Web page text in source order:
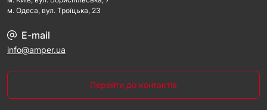
м. Одеса, вул. Троїцька, 23
E-mail
info@amper.ua
Перейти до контактів